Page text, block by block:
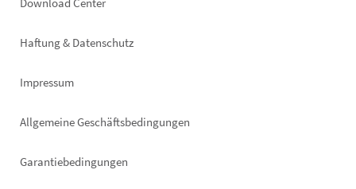
Footer
Haftung & Datenschutz
Impressum
Allgemeine Geschäftsbedingungen
Garantiebedingungen